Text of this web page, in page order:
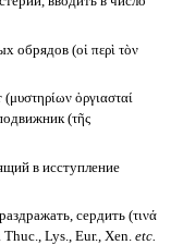
обрядов (οἱ περὶ τὸν
ὀργιασταί
(τῆς
в исступление
сердить (τινά
Thuc., Lys., Eur., Xen. etc.